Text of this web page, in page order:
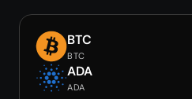
BTC
BTC
ADA
ADA